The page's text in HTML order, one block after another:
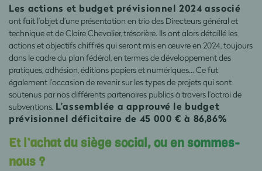
Les actions et budget prévisionnel 2024 associé
ont fait l’objet d’une présentation en trio des Directeurs général et
technique et de Claire Chevalier, trésorière. Ils ont alors détaillé les
actions et objectifs chiffrés qui seront mis en œuvre en 2024, toujours
dans le cadre du plan fédéral, en termes de développement des
pratiques, adhésion, éditions papiers et numériques… Ce fut
également l’occasion de revenir sur les types de projets qui sont
soutenus par nos différents partenaires publics à travers l’octroi de
subventions. L’assemblée a approuvé le budget
prévisionnel déficitaire de 45 000 € à 86,86%
Et l’achat du siège social, ou en sommes-
nous ?